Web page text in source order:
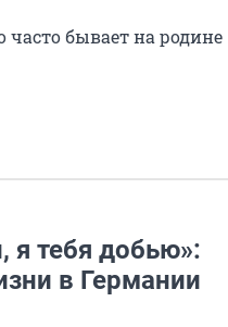
часто бывает на родине
я тебя добью»:
в Германии